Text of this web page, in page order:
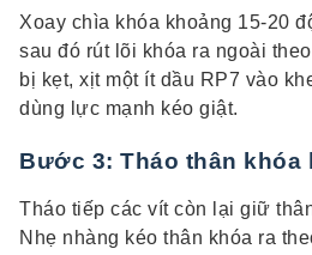
Xoay chìa khóa khoảng 15-20
sau đó rút lõi khóa ra ngoài
bị kẹt, xịt một ít dầu RP7 vào
dùng lực mạnh kéo giật.
Bước 3: Tháo thân khóa
Tháo tiếp các vít còn lại giữ
Nhẹ nhàng kéo thân khóa ra